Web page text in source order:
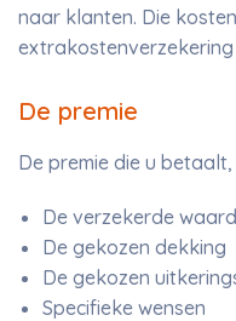
naar klanten. Die
extrakostenverzekering
De premie
De premie die u
De verzekerde
De gekozen dekking
De gekozen
Specifieke wensen